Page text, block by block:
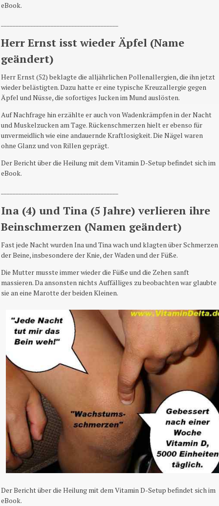
eBook.
Herr Ernst isst wieder Äpfel (Name
geändert)
Herr Ernst (52) beklagte die alljährlichen Pollenallergien, die ihn jetzt
wieder belästigten. Dazu hatte er eine typische Kreuzallergie gegen
Äpfel und Nüsse, die sofortiges Jucken im Mund auslösten.
Auf Nachfrage hin erzählte er auch von Wadenkrämpfen in der Nacht
und Muskelzucken am Tage. Rückenschmerzen hielt er ebenso für
unvermeidlich wie eine andauernde Kraftlosigkeit. Die Nägel waren
ohne Glanz und von Rillen geprägt.
Der Bericht über die Heilung mit dem Vitamin D-Setup befindet sich im
eBook.
Ina (4) und Tina (5 Jahre) verlieren ihre
Beinschmerzen (Namen geändert)
Fast jede Nacht wurden Ina und Tina wach und klagten über Schmerzen
der Beine, insbesondere der Knie, der Waden und der Füße.
Die Mutter musste immer wieder die Füße und die Zehen sanft
massieren. Da ansonsten nichts Auffälliges zu beobachten war glaubte
sie an eine Marotte der beiden Kleinen.
Der Bericht über die Heilung mit dem Vitamin D-Setup befindet sich im
eBook.